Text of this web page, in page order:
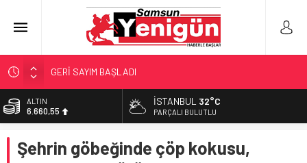
GERİ SAYIM BAŞLADI
SAMSUNSPOR’DA HEDEF 5’İNCİLİK!
‘BAFRA’YA YATIRIM YAPIN!’
YÖNETİCİ SEÇERKEN YAPILAN EN BÜYÜK HATALAR
ALTIN
6.660,55
13.779,39
İSTANBUL 32°C
PARÇALI BULUTLU
Şehrin göbeğinde çöp kokusu,